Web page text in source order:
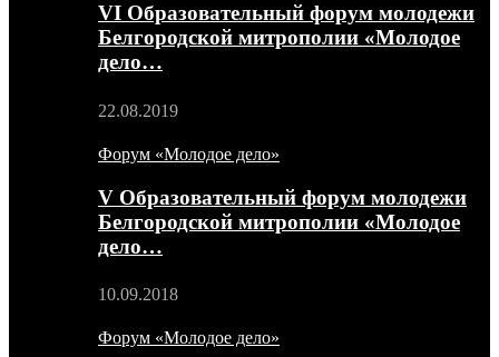
VI Образовательный форум молодежи
Белгородской митрополии «Молодое
дело…
22.08.2019
Форум «Молодое дело»
V Образовательный форум молодежи
Белгородской митрополии «Молодое
дело…
10.09.2018
Форум «Молодое дело»